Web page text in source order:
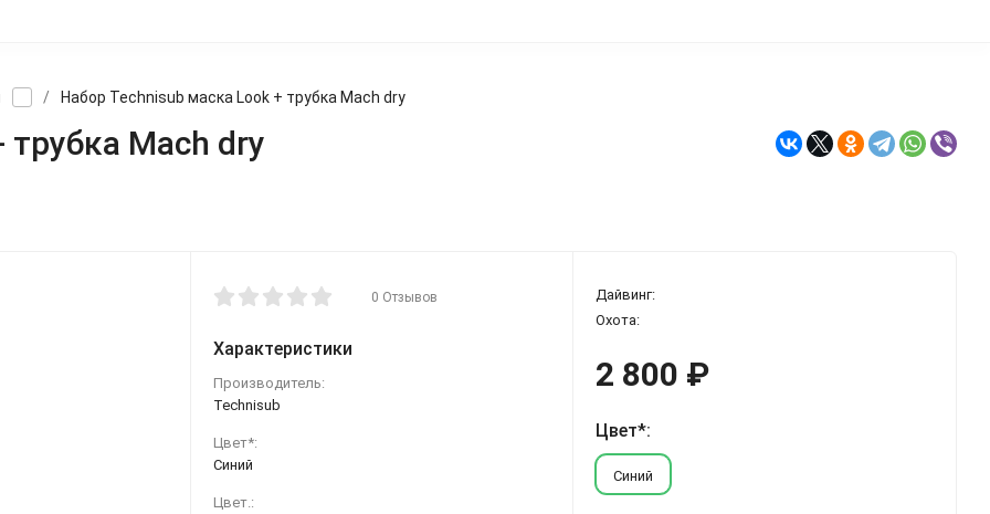
/ Набор Technisub маска Look + трубка Mach dry
Mach dry
0 Отзывов
Характеристики
Производитель:
Technisub
Цвет*:
Синий
Цвет.:
Дайвинг:
Охота:
2 800 ₽
Цвет*:
Синий